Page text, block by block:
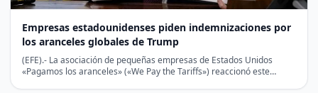
Empresas estadounidenses piden indemnizaciones por
los aranceles globales de Trump
(EFE).- La asociación de pequeñas empresas de Estados Unidos
«Pagamos los aranceles» («We Pay the Tariffs») reaccionó este…